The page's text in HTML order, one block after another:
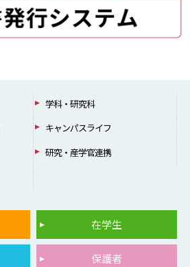
学科・研究科
キャンパスライフ
研究・産学官連携
在学生
保護者